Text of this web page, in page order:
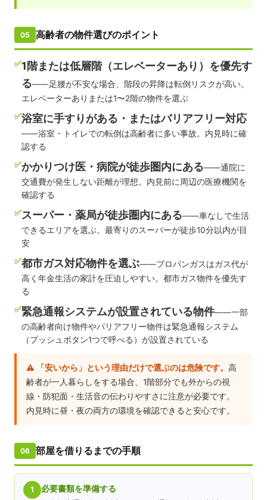
05 高齢者の物件選びのポイント
✅1階または低層階（エレベーターあり）を優先す
る——足腰が不安な場合、階段の昇降は転倒リスクが高い。
エレベーターありまたは1〜2階の物件を選ぶ
✅浴室に手すりがある・またはバリアフリー対応
——浴室・トイレでの転倒は高齢者に多い事故。内見時に確
認する
✅かかりつけ医・病院が徒歩圏内にある——通院に
交通費が発生しない距離が理想。内見前に周辺の医療機関を
確認する
✅スーパー・薬局が徒歩圏内にある——車なしで生活
できるエリアを選ぶ。最寄りのスーパーが徒歩10分以内が目
安
✅都市ガス対応物件を選ぶ——プロパンガスはガス代が
高く年金生活の家計を圧迫しやすい。都市ガス物件を優先す
る
✅緊急通報システムが設置されている物件——一部
の高齢者向け物件やバリアフリー物件は緊急通報システム
（プッシュボタン1つで呼べる）が設置されている
⚠️ 「安いから」という理由だけで選ぶのは危険です。高
齢者が一人暮らしをする場合、1階部分でも外からの視
線・防犯面・生活音の伝わりやすさに注意が必要です。
内見時に昼・夜の両方の環境を確認できると安心です。
06 部屋を借りるまでの手順
1 必要書類を準備する